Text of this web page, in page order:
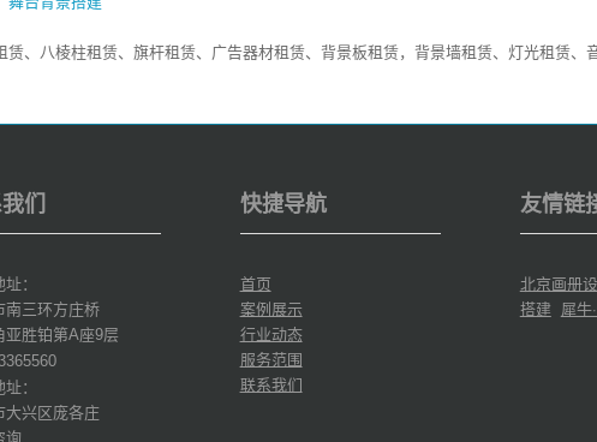
、八棱柱租赁、旗杆租赁、广告器材租赁、背景板租赁，背景墙租赁、灯光租赁、
们
：
南三环方庄桥
亚胜铂第A座9层
：
大兴区庞各庄
询
快捷导航
首页
案例展示
行业动态
服务范围
联系我们
友情链
北京画册
搭建 犀牛